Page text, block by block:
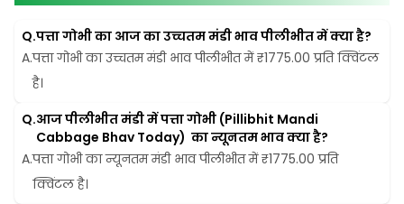
Q.पत्ता गोभी का आज का उच्चतम मंडी भाव पीलीभीत में क्या है?
A.पत्ता गोभी का उच्चतम मंडी भाव पीलीभीत में ₹1775.00 प्रति क्विंटल
है।
Q.आज पीलीभीत मंडी में पत्ता गोभी (Pillibhit Mandi
Cabbage Bhav Today)  का न्यूनतम भाव क्या है?
A.पत्ता गोभी का न्यूनतम मंडी भाव पीलीभीत में ₹1775.00 प्रति
क्विंटल है।